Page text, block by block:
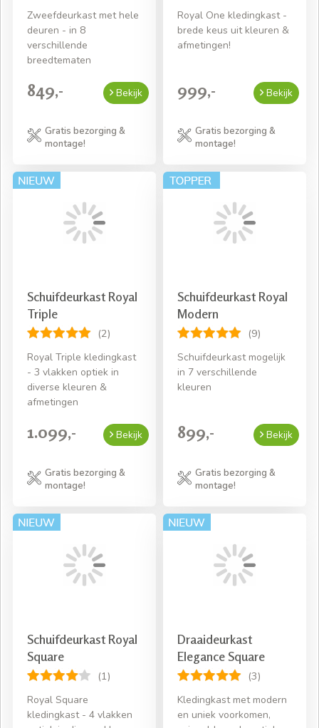
Zweefdeurkast met hele
deuren - in 8
verschillende
breedtematen
849,- Bekijk
Gratis bezorging &
montage!
Royal One kledingkast -
brede keus uit kleuren &
afmetingen!
999,- Bekijk
Gratis bezorging &
montage!
Schuifdeurkast Royal
Triple
(2)
Royal Triple kledingkast
- 3 vlakken optiek in
diverse kleuren &
afmetingen
1.099,- Bekijk
Gratis bezorging &
montage!
Schuifdeurkast Royal
Modern
(9)
Schuifdeurkast mogelijk
in 7 verschillende
kleuren
899,- Bekijk
Gratis bezorging &
montage!
Schuifdeurkast Royal
Square
(1)
Royal Square
kledingkast - 4 vlakken
Draaideurkast
Elegance Square
(3)
Kledingkast met modern
en uniek voorkomen,